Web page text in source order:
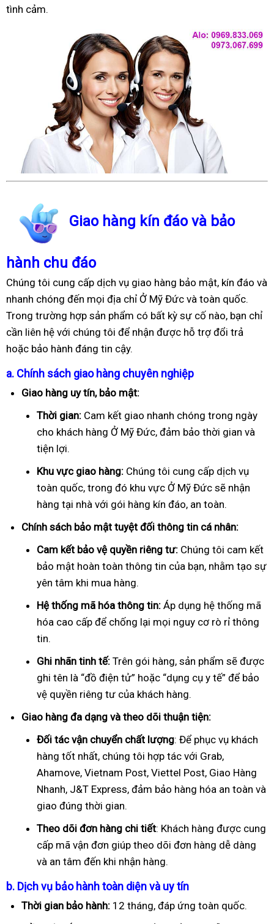
tình cảm.
Giao hàng kín đáo và bảo
hành chu đáo
Chúng tôi cung cấp dịch vụ giao hàng bảo mật, kín đáo và
nhanh chóng đến mọi địa chỉ Ở Mỹ Đức và toàn quốc.
Trong trường hợp sản phẩm có bất kỳ sự cố nào, bạn chỉ
cần liên hệ với chúng tôi để nhận được hỗ trợ đổi trả
hoặc bảo hành đáng tin cậy.
a. Chính sách giao hàng chuyên nghiệp
Giao hàng uy tín, bảo mật:
Thời gian: Cam kết giao nhanh chóng trong ngày
cho khách hàng Ở Mỹ Đức, đảm bảo thời gian và
tiện lợi.
Khu vực giao hàng: Chúng tôi cung cấp dịch vụ
toàn quốc, trong đó khu vực Ở Mỹ Đức sẽ nhận
hàng tại nhà với gói hàng kín đáo, an toàn.
Chính sách bảo mật tuyệt đối thông tin cá nhân:
Cam kết bảo vệ quyền riêng tư: Chúng tôi cam kết
bảo mật hoàn toàn thông tin của bạn, nhằm tạo sự
yên tâm khi mua hàng.
Hệ thống mã hóa thông tin: Áp dụng hệ thống mã
hóa cao cấp để chống lại mọi nguy cơ rò rỉ thông
tin.
Ghi nhãn tinh tế: Trên gói hàng, sản phẩm sẽ được
ghi tên là “đồ điện tử” hoặc “dụng cụ y tế” để bảo
vệ quyền riêng tư của khách hàng.
Giao hàng đa dạng và theo dõi thuận tiện:
Đối tác vận chuyển chất lượng: Để phục vụ khách
hàng tốt nhất, chúng tôi hợp tác với Grab,
Ahamove, Vietnam Post, Viettel Post, Giao Hàng
Nhanh, J&T Express, đảm bảo hàng hóa an toàn và
giao đúng thời gian.
Theo dõi đơn hàng chi tiết: Khách hàng được cung
cấp mã vận đơn giúp theo dõi đơn hàng dễ dàng
và an tâm đến khi nhận hàng.
b. Dịch vụ bảo hành toàn diện và uy tín
Thời gian bảo hành: 12 tháng, đáp ứng toàn quốc.